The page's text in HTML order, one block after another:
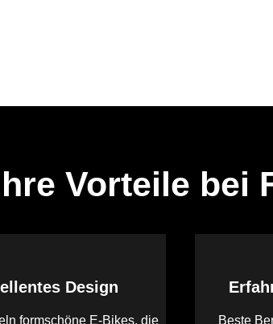
Vorteile bei
Design
formschöne E-Bikes, die Beste